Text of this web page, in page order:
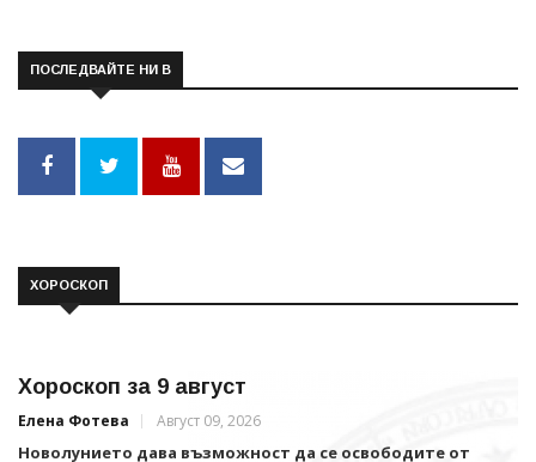
ПОСЛЕДВАЙТЕ НИ В
ХОРОСКОП
Хороскоп за 9 август
Елена Фотева Август 09, 2026
Новолунието дава възможност да се освободите от